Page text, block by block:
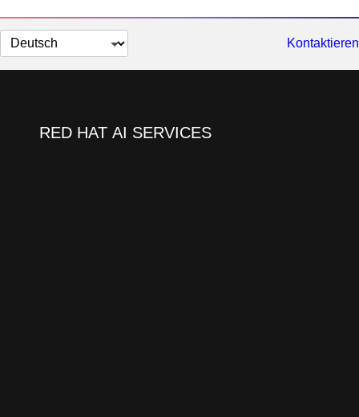
Sprache
auswählen
Kontaktieren
RED HAT AI SERVICES